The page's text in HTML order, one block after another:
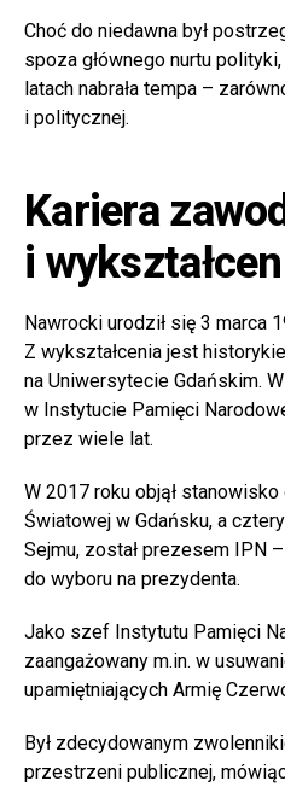
Choć do niedawna był
spoza głównego nurtu
latach nabrała tempa –
i politycznej.
Kariera
i
Nawrocki urodził się 3 marca
Z wykształcenia jest
na Uniwersytecie Gdańskim.
w Instytucie Pamięci
przez wiele lat.
W 2017 roku objął
Światowej w Gdańsku, a
Sejmu, został prezesem IPN
do wyboru na prezydenta.
Jako szef Instytutu Pamięci
zaangażowany m.in. w
upamiętniających Armię
Był zdecydowanym
przestrzeni publicznej,